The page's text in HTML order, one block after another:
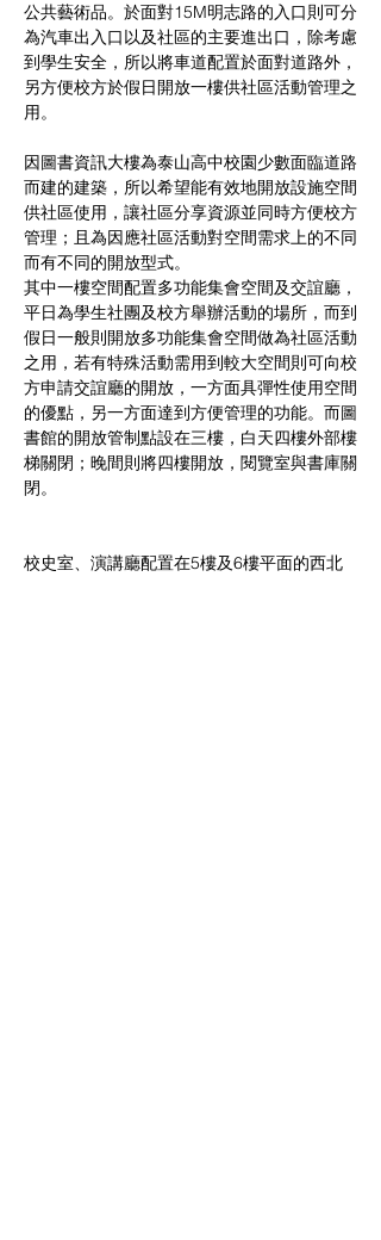
公共藝術品。於面對15M明志路的入口則可分
為汽車出入口以及社區的主要進出口，除考慮
到學生安全，所以將車道配置於面對道路外，
另方便校方於假日開放一樓供社區活動管理之
用。
因圖書資訊大樓為泰山高中校園少數面臨道路
而建的建築，所以希望能有效地開放設施空間
供社區使用，讓社區分享資源並同時方便校方
管理；且為因應社區活動對空間需求上的不同
而有不同的開放型式。
其中一樓空間配置多功能集會空間及交誼廳，
平日為學生社團及校方舉辦活動的場所，而到
假日一般則開放多功能集會空間做為社區活動
之用，若有特殊活動需用到較大空間則可向校
方申請交誼廳的開放，一方面具彈性使用空間
的優點，另一方面達到方便管理的功能。而圖
書館的開放管制點設在三樓，白天四樓外部樓
梯關閉；晚間則將四樓開放，閱覽室與書庫關
閉。
校史室、演講廳配置在5樓及6樓平面的西北